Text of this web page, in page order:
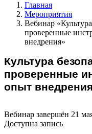
Главная
Мероприятия
Вебинар
проверенные
внедрения»
Культура
проверенные
опыт внедрения
Вебинар завершён 21
Доступна запись